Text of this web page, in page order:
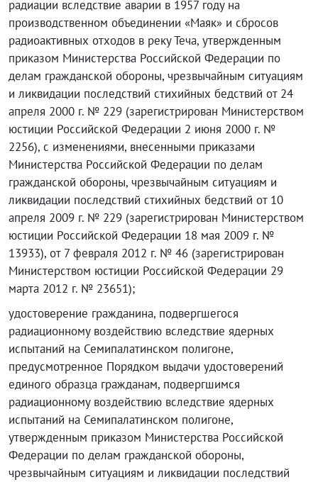
радиации вследствие аварии в 1957 году на
производственном объединении «Маяк» и сбросов
радиоактивных отходов в реку Теча, утвержденным
приказом Министерства Российской Федерации по
делам гражданской обороны, чрезвычайным ситуациям
и ликвидации последствий стихийных бедствий от 24
апреля 2000 г. № 229 (зарегистрирован Министерством
юстиции Российской Федерации 2 июня 2000 г. №
2256), с изменениями, внесенными приказами
Министерства Российской Федерации по делам
гражданской обороны, чрезвычайным ситуациям и
ликвидации последствий стихийных бедствий от 10
апреля 2009 г. № 229 (зарегистрирован Министерством
юстиции Российской Федерации 18 мая 2009 г. №
13933), от 7 февраля 2012 г. № 46 (зарегистрирован
Министерством юстиции Российской Федерации 29
марта 2012 г. № 23651);
удостоверение гражданина, подвергшегося
радиационному воздействию вследствие ядерных
испытаний на Семипалатинском полигоне,
предусмотренное Порядком выдачи удостоверений
единого образца гражданам, подвергшимся
радиационному воздействию вследствие ядерных
испытаний на Семипалатинском полигоне,
утвержденным приказом Министерства Российской
Федерации по делам гражданской обороны,
чрезвычайным ситуациям и ликвидации последствий